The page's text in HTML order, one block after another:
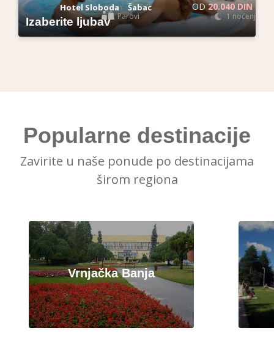
Hotel Sloboda - Šabac
Izaberite ljubav
OD20.040 DIN
Parovi 1 noćenje
Popularne destinacije
Zavirite u naše ponude po destinacijama
širom regiona
Vrnjačka Banja